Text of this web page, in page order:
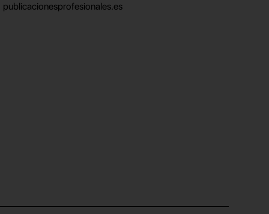
publicacionesprofesionales.es